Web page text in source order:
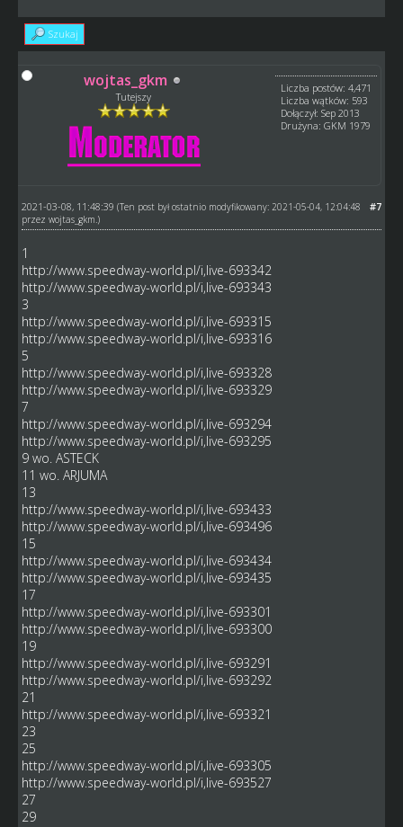
Szukaj
wojtas_gkm
Tutejszy
Liczba postów: 4,471
Liczba wątków: 593
Dołączył: Sep 2013
Drużyna: GKM 1979
#7
2021-03-08, 11:48:39 (Ten post był ostatnio modyfikowany: 2021-05-04, 12:04:48
przez wojtas_gkm.)
1
http://www.speedway-world.pl/i,live-693342
http://www.speedway-world.pl/i,live-693343
3
http://www.speedway-world.pl/i,live-693315
http://www.speedway-world.pl/i,live-693316
5
http://www.speedway-world.pl/i,live-693328
http://www.speedway-world.pl/i,live-693329
7
http://www.speedway-world.pl/i,live-693294
http://www.speedway-world.pl/i,live-693295
9 wo. ASTECK
11 wo. ARJUMA
13
http://www.speedway-world.pl/i,live-693433
http://www.speedway-world.pl/i,live-693496
15
http://www.speedway-world.pl/i,live-693434
http://www.speedway-world.pl/i,live-693435
17
http://www.speedway-world.pl/i,live-693301
http://www.speedway-world.pl/i,live-693300
19
http://www.speedway-world.pl/i,live-693291
http://www.speedway-world.pl/i,live-693292
21
http://www.speedway-world.pl/i,live-693321
23
25
http://www.speedway-world.pl/i,live-693305
http://www.speedway-world.pl/i,live-693527
27
29